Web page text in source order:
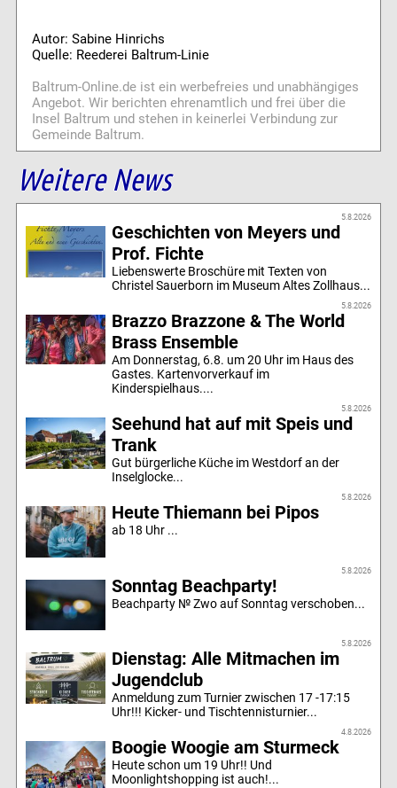
Autor: Sabine Hinrichs
Quelle: Reederei Baltrum-Linie
Baltrum-Online.de ist ein werbefreies und unabhängiges
Angebot. Wir berichten ehrenamtlich und frei über die
Insel Baltrum und stehen in keinerlei Verbindung zur
Gemeinde Baltrum.
Weitere News
5.8.2026
Geschichten von Meyers und
Prof. Fichte
Liebenswerte Broschüre mit Texten von
Christel Sauerborn im Museum Altes Zollhaus...
5.8.2026
Brazzo Brazzone & The World
Brass Ensemble
Am Donnerstag, 6.8. um 20 Uhr im Haus des
Gastes. Kartenvorverkauf im
Kinderspielhaus....
5.8.2026
Seehund hat auf mit Speis und
Trank
Gut bürgerliche Küche im Westdorf an der
Inselglocke...
5.8.2026
Heute Thiemann bei Pipos
ab 18 Uhr ...
5.8.2026
Sonntag Beachparty!
Beachparty № Zwo auf Sonntag verschoben...
5.8.2026
Dienstag: Alle Mitmachen im
Jugendclub
Anmeldung zum Turnier zwischen 17 -17:15
Uhr!!! Kicker- und Tischtennisturnier...
4.8.2026
Boogie Woogie am Sturmeck
Heute schon um 19 Uhr!! Und
Moonlightshopping ist auch!...